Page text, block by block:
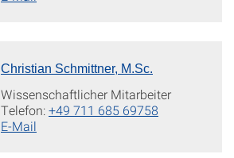
Christian Schmittner, M.Sc.
Wissenschaftlicher Mitarbeiter
Telefon:+49 711 685 69758
E-Mail